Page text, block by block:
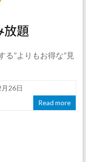
る”よりもお得な”見
26日
Read more